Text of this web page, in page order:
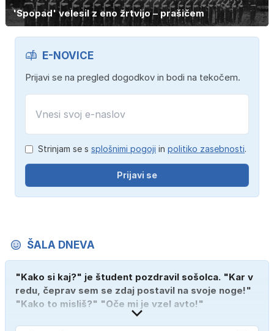
'Spopad' velesil z eno žrtvijo – prašičem
E-NOVICE
Prijavi se na pregled dogodkov in bodi na tekočem.
Strinjam se s splošnimi pogoji in politiko zasebnosti.
Prijavi se
ŠALA DNEVA
"Kako si kaj?" je študent pozdravil sošolca. "Kar v
redu, čeprav sem se zdaj postavil na svoje noge!"
"Kako to misliš?" "Oče mi je vzel avto!"